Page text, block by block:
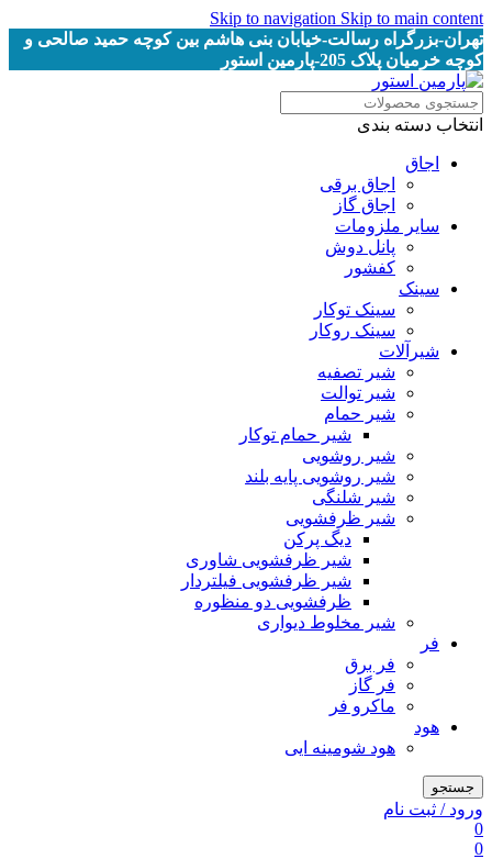
Skip to navigation Skip to main content
تهران-بزرگراه رسالت-خیابان بنی هاشم بین کوچه حمید صالحی و
کوچه خرمیان پلاک 205-پارمین استور
انتخاب دسته بندی
اجاق
اجاق برقى
اجاق گاز
سایر ملزومات
پانل دوش
کفشور
سینک
سینک توکار
سینک روکار
شیرآلات
شیر تصفیه
شیر توالت
شیر حمام
شیر حمام توکار
شیر روشویی
شیر روشویی پایه بلند
شیر شلنگی
شیر ظرفشویی
دیگ پرکن
شیر ظرفشویی شاوری
شیر ظرفشویی فیلتردار
ظرفشویی دو منظوره
شیر مخلوط دیواری
فر
فر برق
فر گاز
ماكرو فر
هود
هود شومینه ایی
جستجو
ورود / ثبت نام
0
0